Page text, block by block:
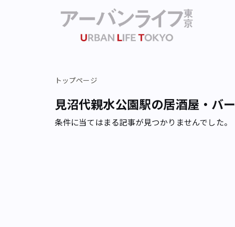
トップページ
見沼代親水公園駅の居酒屋・バ
条件に当てはまる記事が見つかりませんでした。